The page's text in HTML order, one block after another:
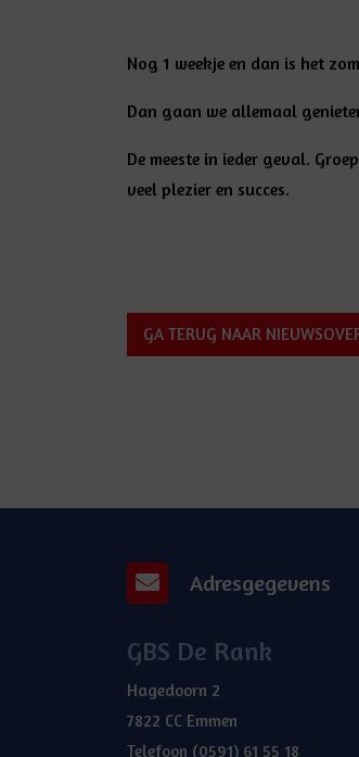
Nog 1 weekje en dan is het
Dan gaan we allemaal
De meeste in ieder geval.
veel plezier en succes.
GA TERUG NAAR
Adresgegevens
GBS De Rank
Hagedoorn 2
7822 CC Emmen
Telefoon (0591) 61 55 18